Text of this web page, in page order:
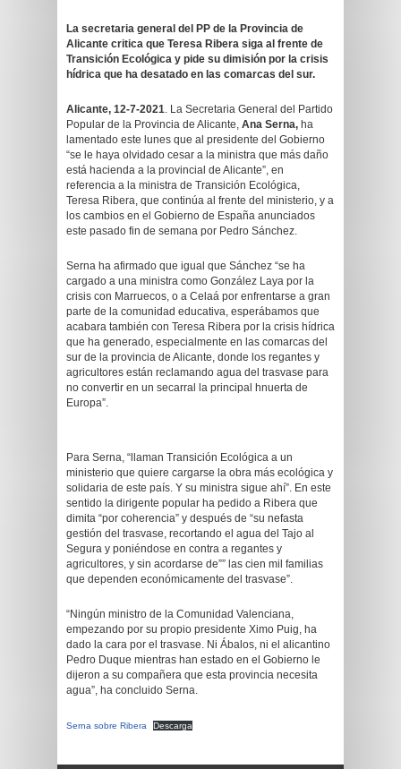
La secretaria general del PP de la Provincia de
Alicante critica que Teresa Ribera siga al frente de
Transición Ecológica y pide su dimisión por la crisis
hídrica que ha desatado en las comarcas del sur.
Alicante, 12-7-2021. La Secretaria General del Partido
Popular de la Provincia de Alicante, Ana Serna, ha
lamentado este lunes que al presidente del Gobierno
“se le haya olvidado cesar a la ministra que más daño
está hacienda a la provincial de Alicante”, en
referencia a la ministra de Transición Ecológica,
Teresa Ribera, que continúa al frente del ministerio, y a
los cambios en el Gobierno de España anunciados
este pasado fin de semana por Pedro Sánchez.
Serna ha afirmado que igual que Sánchez “se ha
cargado a una ministra como González Laya por la
crisis con Marruecos, o a Celaá por enfrentarse a gran
parte de la comunidad educativa, esperábamos que
acabara también con Teresa Ribera por la crisis hídrica
que ha generado, especialmente en las comarcas del
sur de la provincia de Alicante, donde los regantes y
agricultores están reclamando agua del trasvase para
no convertir en un secarral la principal hnuerta de
Europa”.
Para Serna, “llaman Transición Ecológica a un
ministerio que quiere cargarse la obra más ecológica y
solidaria de este país. Y su ministra sigue ahí”. En este
sentido la dirigente popular ha pedido a Ribera que
dimita “por coherencia” y después de “su nefasta
gestión del trasvase, recortando el agua del Tajo al
Segura y poniéndose en contra a regantes y
agricultores, y sin acordarse de”” las cien mil familias
que dependen económicamente del trasvase”.
“Ningún ministro de la Comunidad Valenciana,
empezando por su propio presidente Ximo Puig, ha
dado la cara por el trasvase. Ni Ábalos, ni el alicantino
Pedro Duque mientras han estado en el Gobierno le
dijeron a su compañera que esta provincia necesita
agua”, ha concluido Serna.
Serna sobre Ribera Descarga